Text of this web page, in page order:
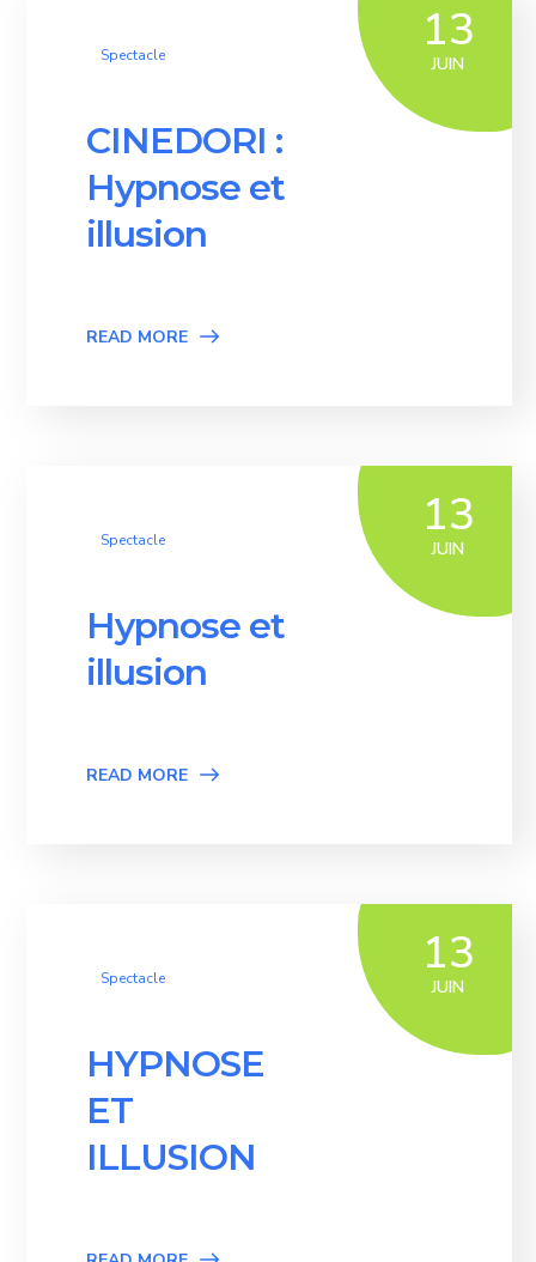
13
JUIN
Spectacle
CINEDORI :
Hypnose et
illusion
READ MORE
13
JUIN
Spectacle
Hypnose et
illusion
READ MORE
13
JUIN
Spectacle
HYPNOSE
ET
ILLUSION